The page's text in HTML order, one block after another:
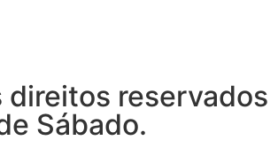
direitos reservados
Sábado.